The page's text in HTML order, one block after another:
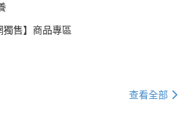
獨售】商品專區
查看全部